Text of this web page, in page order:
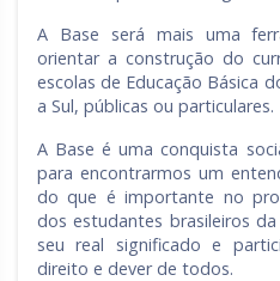
A Base será mais uma
orientar a construção do
escolas de Educação Básica
a Sul, públicas ou particulares.
A Base é uma conquista
para encontrarmos um
do que é importante no
dos estudantes brasileiros
seu real significado e
direito e dever de todos.